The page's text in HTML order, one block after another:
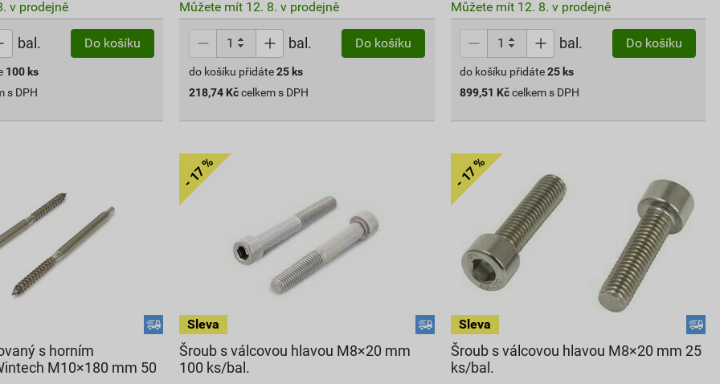
v prodejně
bal. Do košíku
100 ks
s DPH
Můžete mít 12. 8. v prodejně
bal. Do košíku
do košíku přidáte25 ks
218,74 Kčcelkem s DPH
Můžete mít 12. 8. v prodejně
bal. Do košíku
do košíku přidáte 25 ks
899,51 Kč celkem s DPH
s horním
M10×180 mm 50
Šroub s válcovou hlavou M8×20 mm
100 ks/bal.
Šroub s válcovou hlavou M8×20 mm 25
ks/bal.